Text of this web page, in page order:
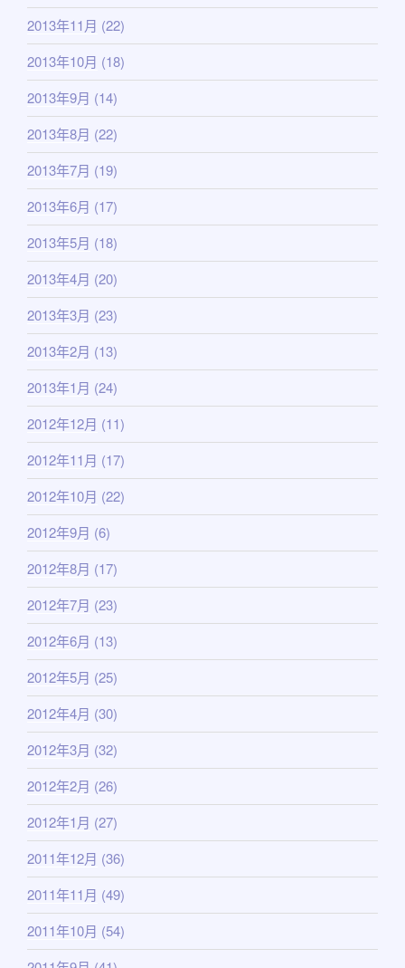
2013年11月 (22)
2013年10月 (18)
2013年9月 (14)
2013年8月 (22)
2013年7月 (19)
2013年6月 (17)
2013年5月 (18)
2013年4月 (20)
2013年3月 (23)
2013年2月 (13)
2013年1月 (24)
2012年12月 (11)
2012年11月 (17)
2012年10月 (22)
2012年9月 (6)
2012年8月 (17)
2012年7月 (23)
2012年6月 (13)
2012年5月 (25)
2012年4月 (30)
2012年3月 (32)
2012年2月 (26)
2012年1月 (27)
2011年12月 (36)
2011年11月 (49)
2011年10月 (54)